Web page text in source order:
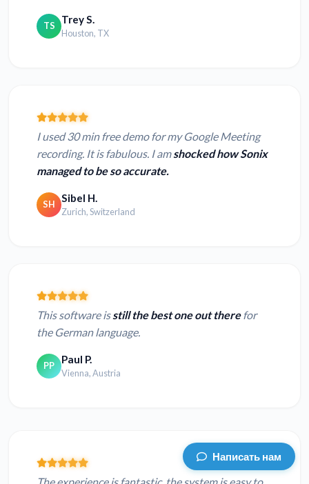
TS Trey S.
Houston, TX
I used 30 min free demo for my Google Meeting
recording. It is fabulous. I amshocked how Sonix
managed to be so accurate.
SH Sibel H.
Zurich, Switzerland
This software isstill the best one out therefor
the German language.
PP Paul P.
Vienna, Austria
Написать нам